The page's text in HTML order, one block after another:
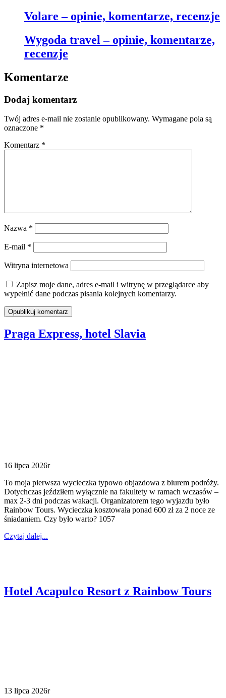
Volare – opinie, komentarze, recenzje
Wygoda travel – opinie, komentarze,
recenzje
Komentarze
Dodaj komentarz
Twój adres e-mail nie zostanie opublikowany. Wymagane pola są
oznaczone *
Komentarz *
Nazwa *
E-mail *
Witryna internetowa
Zapisz moje dane, adres e-mail i witrynę w przeglądarce aby
wypełnić dane podczas pisania kolejnych komentarzy.
Praga Express, hotel Slavia
16 lipca 2026r
To moja pierwsza wycieczka typowo objazdowa z biurem podróży.
Dotychczas jeździłem wyłącznie na fakultety w ramach wczasów –
max 2-3 dni podczas wakacji. Organizatorem tego wyjazdu było
Rainbow Tours. Wycieczka kosztowała ponad 600 zł za 2 noce ze
śniadaniem. Czy było warto? 1057
Czytaj dalej...
Hotel Acapulco Resort z Rainbow Tours
13 lipca 2026r